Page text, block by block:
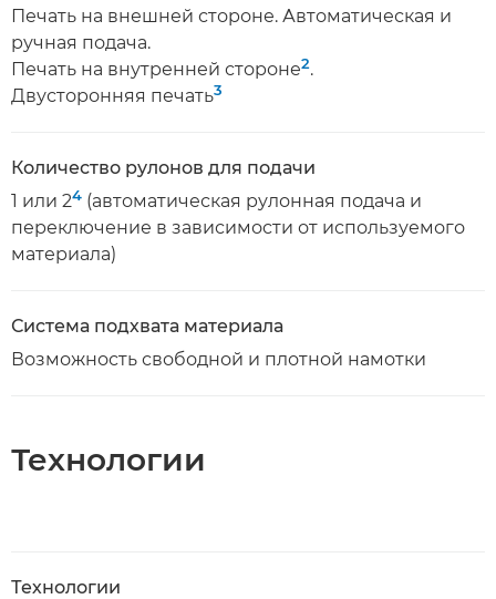
Печать на внешней стороне. Автоматическая и
ручная подача.
Печать на внутренней стороне2.
Двусторонняя печать3
Количество рулонов для подачи
1 или 24 (автоматическая рулонная подача и
переключение в зависимости от используемого
материала)
Система подхвата материала
Возможность свободной и плотной намотки
Технологии
Технологии